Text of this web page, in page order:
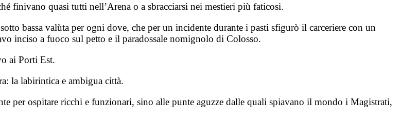
finivano quasi tutti nell’Arena o a sbracciarsi nei mestieri più faticosi.
bassa valùta per ogni dove, che per un incidente durante i pasti sfigurò il carceriere con un
inciso a fuoco sul petto e il paradossale nomignolo di Colosso.
ai Porti Est.
la labirintica e ambigua città.
per ospitare ricchi e funzionari, sino alle punte aguzze dalle quali spiavano il mondo i Magistrati,